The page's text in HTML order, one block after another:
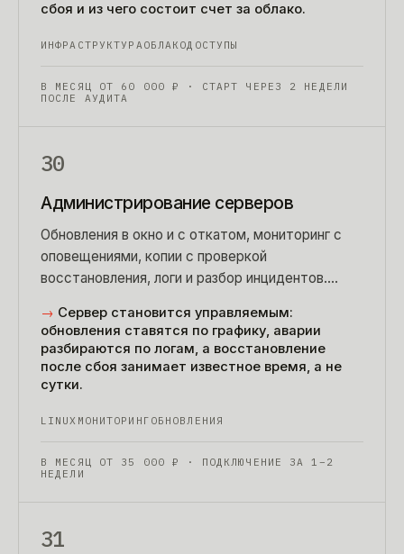
сбоя и из чего состоит счет за облако.
ИНФРАСТРУКТУРАОБЛАКОДОСТУПЫ
В МЕСЯЦ ОТ 60 000 ₽
· СТАРТ ЧЕРЕЗ 2 НЕДЕЛИ
ПОСЛЕ АУДИТА
30
Администрирование серверов
Обновления в окно и с откатом, мониторинг с
оповещениями, копии с проверкой
восстановления, логи и разбор инцидентов.
страшно трогать.
→ Сервер становится управляемым:
обновления ставятся по графику, аварии
разбираются по логам, а восстановление
после сбоя занимает известное время, а не
сутки.
LINUX МОНИТОРИНГ ОБНОВЛЕНИЯ
В МЕСЯЦ ОТ 35 000 ₽
· ПОДКЛЮЧЕНИЕ ЗА 1–2
НЕДЕЛИ
31